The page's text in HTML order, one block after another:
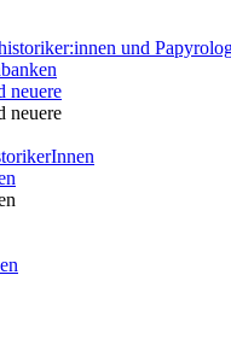
und
neuere
neuere